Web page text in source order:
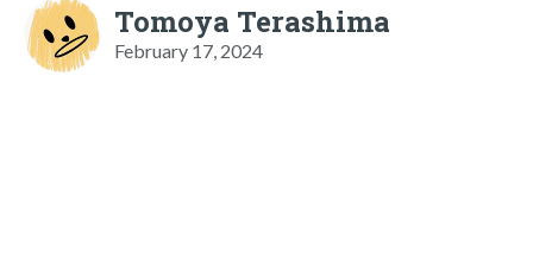
Tomoya Terashima
February 17, 2024